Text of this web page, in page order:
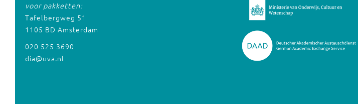
voor pakketten:
Tafelbergweg 51
1105 BD Amsterdam
020 525 3690
dia@uva.nl